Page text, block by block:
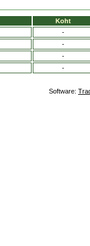
Koht
-
-
-
-
Software: